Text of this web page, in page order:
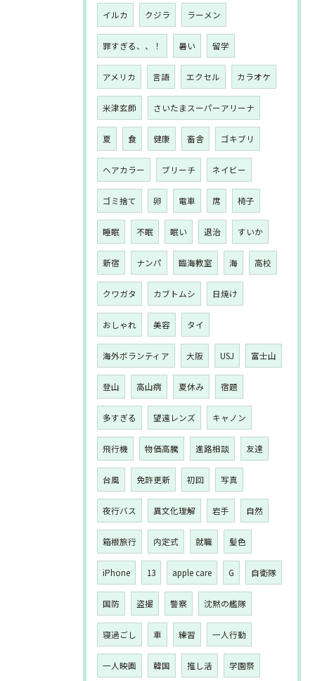
イルカ クジラ ラーメン
罪すぎる、、！ 暑い 留学
アメリカ 言語 エクセル カラオケ
米津玄師 さいたまスーパーアリーナ
夏 食 健康 畜舎 ゴキブリ
ヘアカラー ブリーチ ネイビー
ゴミ捨て 卵 電車 席 椅子
睡眠 不眠 眠い 退治 すいか
新宿 ナンパ 臨海教室 海 高校
クワガタ カブトムシ 日焼け
おしゃれ 美容 タイ
海外ボランティア 大阪 USJ 富士山
登山 高山病 夏休み 宿題
多すぎる 望遠レンズ キャノン
飛行機 物価高騰 進路相談 友達
台風 免許更新 初回 写真
夜行バス 異文化理解 岩手 自然
箱根旅行 内定式 就職 髪色
iPhone 13 apple care G 自衛隊
国防 盗撮 警察 沈黙の艦隊
寝過ごし 車 練習 一人行動
一人映画 韓国 推し活 学園祭